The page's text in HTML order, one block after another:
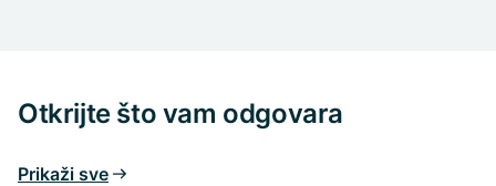
Otkrijte što vam odgovara
Prikaži sve